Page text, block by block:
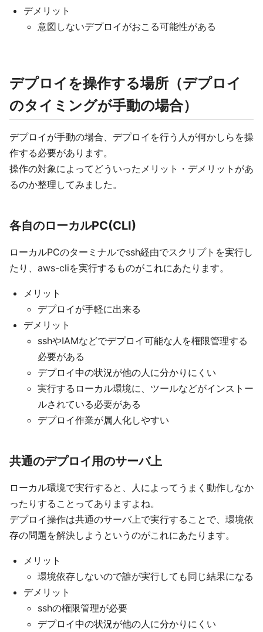
デメリット
意図しないデプロイがおこる可能性がある
デプロイを操作する場所（デプロイ
のタイミングが手動の場合）
デプロイが手動の場合、デプロイを行う人が何かしらを操
作する必要があります。
操作の対象によってどういったメリット・デメリットがあ
るのか整理してみました。
各自のローカルPC(CLI)
ローカルPCのターミナルでssh経由でスクリプトを実行し
たり、aws-cliを実行するものがこれにあたります。
メリット
デプロイが手軽に出来る
デメリット
sshやIAMなどでデプロイ可能な人を権限管理する
必要がある
デプロイ中の状況が他の人に分かりにくい
実行するローカル環境に、ツールなどがインストー
ルされている必要がある
デプロイ作業が属人化しやすい
共通のデプロイ用のサーバ上
ローカル環境で実行すると、人によってうまく動作しなか
ったりすることってありますよね。
デプロイ操作は共通のサーバ上で実行することで、環境依
存の問題を解決しようというのがこれにあたります。
メリット
環境依存しないので誰が実行しても同じ結果になる
デメリット
sshの権限管理が必要
デプロイ中の状況が他の人に分かりにくい